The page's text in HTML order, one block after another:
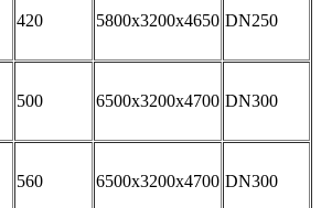
420 5800x3200x4650 DN250
500 6500x3200x4700 DN300
560 6500x3200x4700 DN300